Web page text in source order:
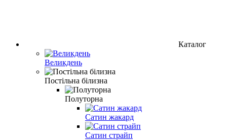
Каталог
Великдень
Постільна білизна
Полуторна
Сатин жакард
Сатин страйп